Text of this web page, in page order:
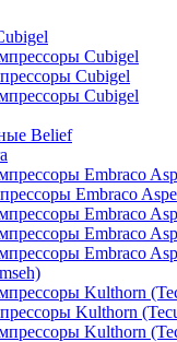
Cubigel
Cubigel
Cubigel
Belief
Embraco
Embraco
Embraco
Embraco
Embraco
Kulthorn
Kulthorn
Kulthorn